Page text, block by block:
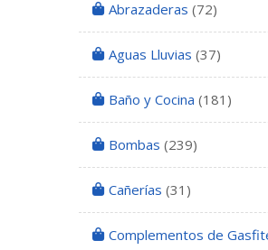
Abrazaderas (72)
Aguas Lluvias (37)
Baño y Cocina (181)
Bombas (239)
Cañerías (31)
Complementos de